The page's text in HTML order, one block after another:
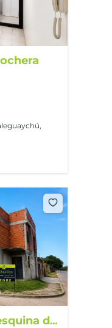
de